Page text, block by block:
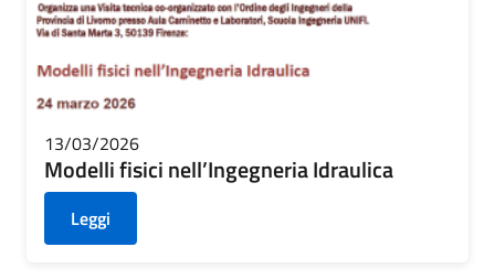
13/03/2026
Modelli fisici nell’Ingegneria Idraulica
Leggi